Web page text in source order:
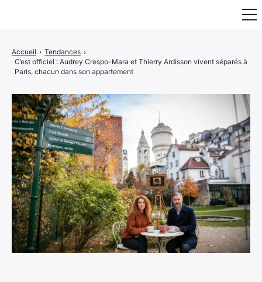
Accueil › Tendances ›
C’est officiel : Audrey Crespo-Mara et Thierry Ardisson vivent séparés à
Paris, chacun dans son appartement
Mobilier & Rangement
Luminaire
Maison
Art & Décoration
Portraits